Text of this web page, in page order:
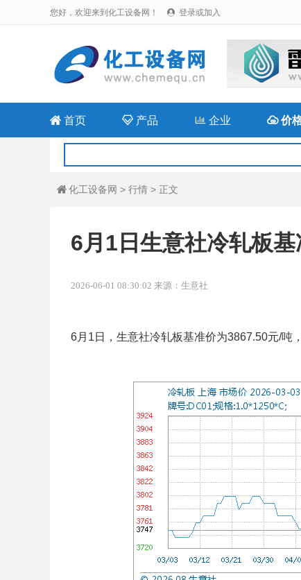
您好，欢迎来到化工设备网！  登录或加入
 首页  产品 企业 价
 化工设备网 > 行情 > 正文
6月1日生意社冷轧板
2026-06-01 08:30:02 来源：生意社
6月1日，生意社冷轧板基准价为3867.50元/吨